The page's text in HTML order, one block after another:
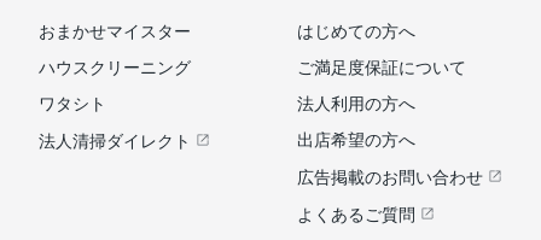
おまかせマイスター
ハウスクリーニング
ワタシト
法人清掃ダイレクト
はじめての方へ
ご満足度保証について
法人利用の方へ
出店希望の方へ
広告掲載のお問い合わせ
よくあるご質問